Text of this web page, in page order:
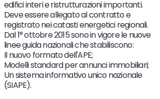
edifici interi e ristrutturazioni importanti.
Deve essere allegato al contratto e
registrato nei catasti energetici regionali.
Dal 1° ottobre 2015 sono in vigore le nuove
linee guida nazionali che stabiliscono:
Il nuovo formato dell'APE;
Modelli standard per annunci immobiliari;
Un sistema informativo unico nazionale
(SIAPE).